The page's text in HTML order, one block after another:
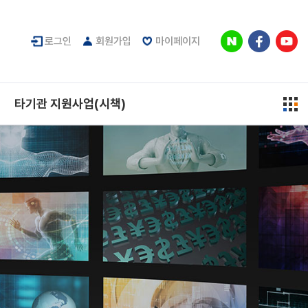
로그인 회원가입 마이페이지
타기관 지원사업(시책)